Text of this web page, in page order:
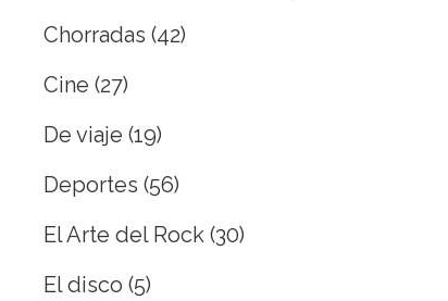
Chorradas (42)
Cine (27)
De viaje (19)
Deportes (56)
El Arte del Rock (30)
El disco (5)